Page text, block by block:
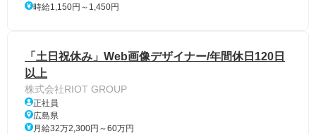
時給1,150円～1,450円
「土日祝休み」Web画像デザイナー/年間休日120日
以上
株式会社RIOT GROUP
正社員
広島県
月給32万2,300円～60万円